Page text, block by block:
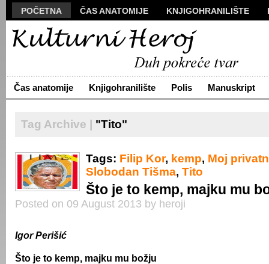
POČETNA ČAS ANATOMIJE KNJIGOHRANILIŠTE
MANUSKRIPT
VIZUALI
ARHIVA
O NAMA ŽIVA REČ KONTAKT
Čas anatomije Knjigohranilište Polis Manuskript
Tag Archive | "Tito"
Tags: Filip Kor, kemp, Moj
Slobodan Tišma, Tito
Što je to kemp, majku mu
Posted on 09 August 2013 by heroji
Igor Perišić
Što je to kemp, majku mu božju